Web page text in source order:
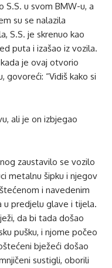
S.S. u svom BMW-u, a
su se nalazila
S.S. je skrenuo kao
puta i izašao iz vozila.
je ovaj otvorio
govoreći: “Vidiš kako si
ali je on izbjegao
zaustavilo se vozilo
metalnu šipku i njegov
i navedenim
u predjelu glave i tijela.
da bi tada došao
pušku, i njome počeo
bježeći došao
sustigli, oborili